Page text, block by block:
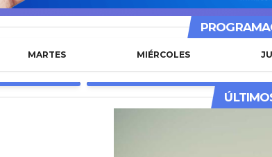
MARTES MIÉRCOLES
MATINAL NOTICIA